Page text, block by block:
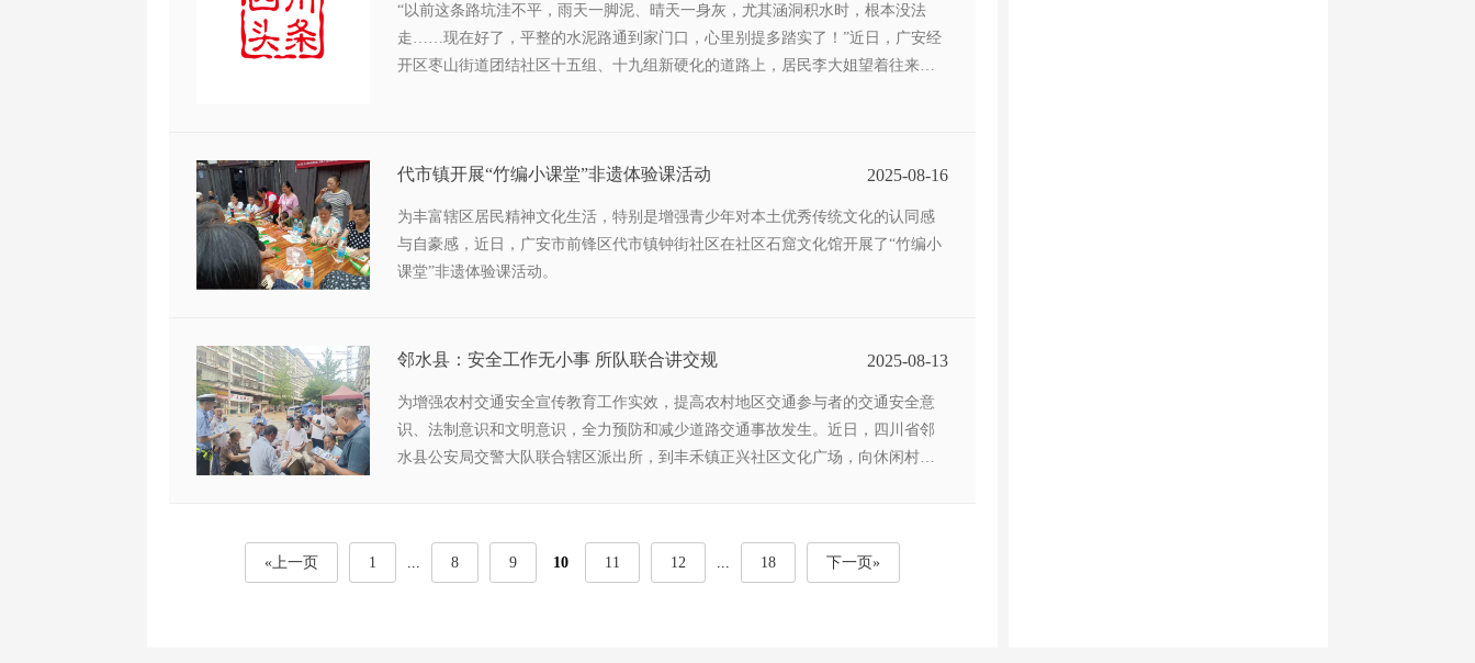
“以前这条路坑洼不平，雨天一脚泥、晴天一身灰，尤其涵洞积水时，根本没法
走……现在好了，平整的水泥路通到家门口，心里别提多踏实了！”近日，广安经
开区枣山街道团结社区十五组、十九组新硬化的道路上，居民李大姐望着往来顺
代市镇开展“竹编小课堂”非遗体验课活动 2025-08-16
为丰富辖区居民精神文化生活，特别是增强青少年对本土优秀传统文化的认同感
与自豪感，近日，广安市前锋区代市镇钟街社区在社区石窟文化馆开展了“竹编小
课堂”非遗体验课活动。
邻水县：安全工作无小事 所队联合讲交规 2025-08-13
为增强农村交通安全宣传教育工作实效，提高农村地区交通参与者的交通安全意
识、法制意识和文明意识，全力预防和减少道路交通事故发生。近日，四川省邻
水县公安局交警大队联合辖区派出所，到丰禾镇正兴社区文化广场，向休闲村民
«上一页 1 8 9 10 11 12 18 下一页»